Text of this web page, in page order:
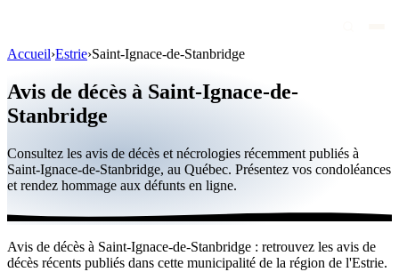
Personnalités publiques
Canada
Par ville
Accueil›Estrie›Saint-Ignace-de-Stanbridge
Avis de décès à Saint-Ignace-de-
Stanbridge
Consultez les avis de décès et nécrologies récemment publiés à
Saint-Ignace-de-Stanbridge, au Québec. Présentez vos condoléances
et rendez hommage aux défunts en ligne.
Avis de décès à Saint-Ignace-de-Stanbridge : retrouvez les avis de
décès récents publiés dans cette municipalité de la région de l'Estrie.